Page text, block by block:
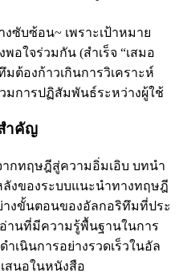
ซับซ้อน~ เพราะเป้าหมาย
อใจร่วมกัน (สําเร็จ “เสมอ
ต้องก้าวเกินการวิเคราะห์
มการปฏิสัมพันธ์ระหว่างผู้ใช้
าคัญ
ากทฤษฎีสู่ความอิ่มเอิบ บทนํา
งของระบบแนะนําทางทฤษฎี
งขั้นตอนของอัลกอริทึมที่ประ
านที่มีความรู้พื้นฐานในการ
าเนินการอย่างรวดเร็วในอัล
สนอในหนังสือ